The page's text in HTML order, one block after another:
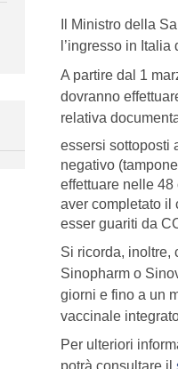
Il Ministro della
l’ingresso in
A partire dal 1
dovranno
relativa
essersi sottoposti
negativo
effettuare nelle 48
aver completato il
esser guariti da
Si ricorda, inoltre,
Sinopharm o
giorni e fino a un
vaccinale
Per ulteriori
potrà consultare il